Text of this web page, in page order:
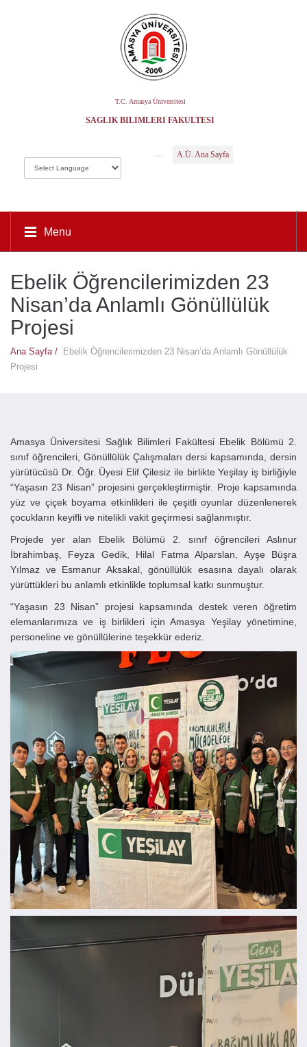
T.C. Amasya Üniversitesi
SAĞLIK BILIMLERI FAKÜLTESI
A.Ü. Ana Sayfa
Menu
Ebelik Öğrencilerimizden 23
Nisan’da Anlamlı Gönüllülük
Projesi
Ana Sayfa /
Ebelik Öğrencilerimizden 23 Nisan’da Anlamlı Gönüllülük
Projesi
Amasya Üniversitesi Sağlık Bilimleri Fakültesi Ebelik Bölümü 2.
sınıf öğrencileri, Gönüllülük Çalışmaları dersi kapsamında, dersin
yürütücüsü Dr. Öğr. Üyesi Elif Çilesiz ile birlikte Yeşilay iş birliğiyle
“Yaşasın 23 Nisan” projesini gerçekleştirmiştir. Proje kapsamında
yüz ve çiçek boyama etkinlikleri ile çeşitli oyunlar düzenlenerek
çocukların keyifli ve nitelikli vakit geçirmesi sağlanmıştır.
Projede yer alan Ebelik Bölümü 2. sınıf öğrencileri Aslınur
İbrahimbaş, Feyza Gedik, Hilal Fatma Alparslan, Ayşe Büşra
Yılmaz ve Esmanur Aksakal, gönüllülük esasına dayalı olarak
yürüttükleri bu anlamlı etkinlikle toplumsal katkı sunmuştur.
“Yaşasın 23 Nisan” projesi kapsamında destek veren öğretim
elemanlarımıza ve iş birlikleri için Amasya Yeşilay yönetimine,
personeline ve gönüllülerine teşekkür ederiz.